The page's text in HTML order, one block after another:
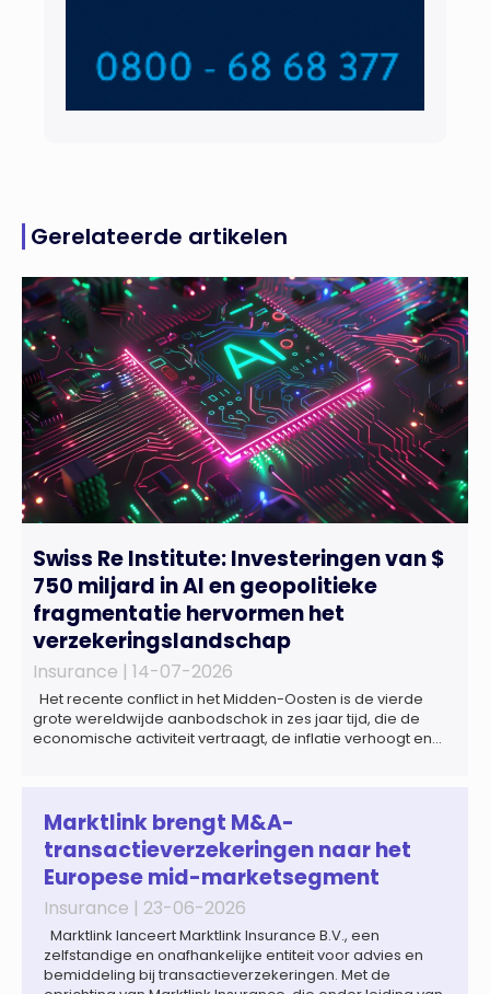
Gerelateerde artikelen
Swiss Re Institute: Investeringen van $
750 miljard in AI en geopolitieke
fragmentatie hervormen het
verzekeringslandschap
Insurance | 14-07-2026
Het recente conflict in het Midden-Oosten is de vierde
grote wereldwijde aanbodschok in zes jaar tijd, die de
economische activiteit vertraagt, de inflatie verhoogt en
wereldwijd naar verwachting afnemen tot 1,3% in reële
termen in […]
Marktlink brengt M&A-
transactieverzekeringen naar het
Europese mid-marketsegment
Insurance | 23-06-2026
Marktlink lanceert Marktlink Insurance B.V., een
zelfstandige en onafhankelijke entiteit voor advies en
bemiddeling bij transactieverzekeringen. Met de